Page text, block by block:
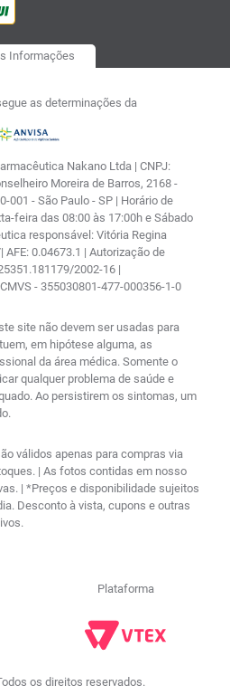
Informações
as determinações da
Nakano Ltda | CNPJ:
Moreira de Barros, 2168 -
001 - São Paulo - SP | Horário de
feira das 08:00 às 17:00h e Sábado
responsável: Vitória Regina
AFE: 0.04673.1 | Autorização de
2002-16 |
- 355030801-477-000356-1-0
site não devem ser usadas para
em hipótese alguma, as
da área médica. Somente o
qualquer problema de saúde e
Ao persistirem os sintomas, um
válidos apenas para compras via
| As fotos contidas em nosso
| *Preços e disponibilidade sujeitos
Desconto à vista, cupons e outras
Plataforma
os direitos reservados.